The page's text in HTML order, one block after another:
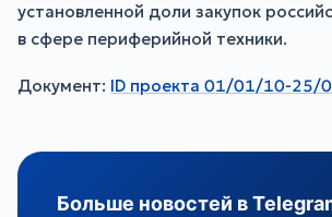
установленной доли закупок
в сфере периферийной техники.
Документ: ID проекта 01/01/10-25/
Больше новостей в